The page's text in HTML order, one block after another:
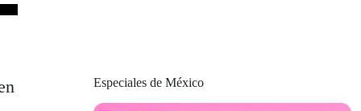
Especiales de México